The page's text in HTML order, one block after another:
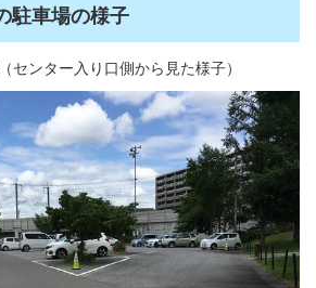
駐車場の様子
ンター入り口側から見た様子）